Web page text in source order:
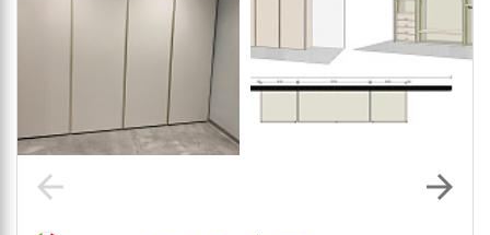
arrow_back arrow_forward